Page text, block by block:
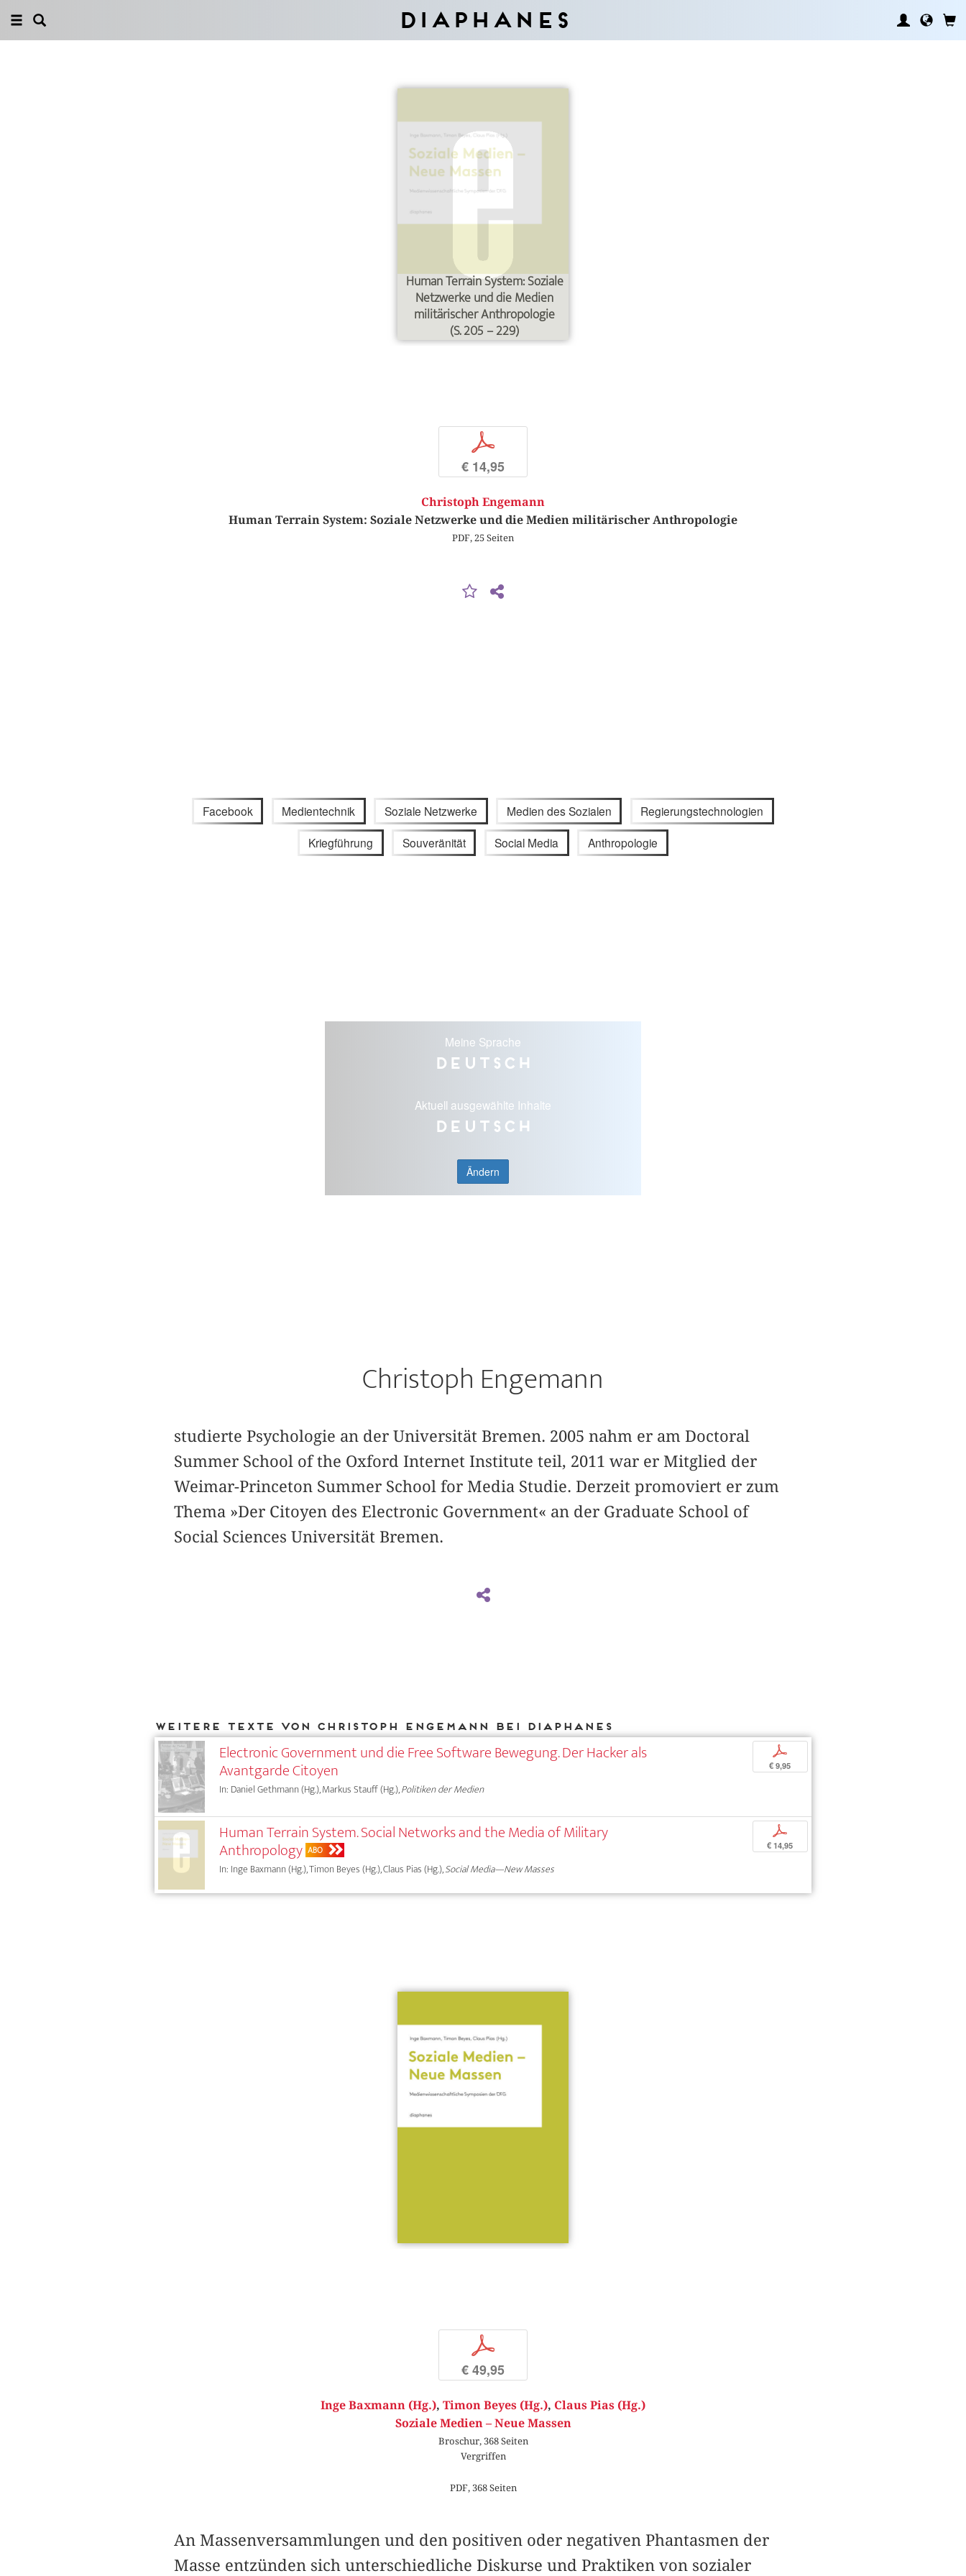
Diaphanes
Human Terrain System: Soziale
Netzwerke und die Medien
militärischer Anthropologie
(S. 205 – 229)
p
€ 14,95
Christoph Engemann
Human Terrain System: Soziale Netzwerke und die Medien militärischer Anthropologie
PDF, 25 Seiten
Facebook Medientechnik Soziale Netzwerke Medien des Sozialen Regierungstechnologien
Kriegführung Souveränität Social Media Anthropologie
Meine Sprache
Deutsch
Aktuell ausgewählte Inhalte
Deutsch
Ändern
Christoph Engemann
studierte Psychologie an der Universität Bremen. 2005 nahm er am Doctoral
Summer School of the Oxford Internet Institute teil, 2011 war er Mitglied der
Weimar-Princeton Summer School for Media Studie. Derzeit promoviert er zum
Thema »Der Citoyen des Electronic Government« an der Graduate School of
Social Sciences Universität Bremen.
Weitere Texte von Christoph Engemann bei DIAPHANES
Electronic Government und die Free Software Bewegung. Der Hacker als
Avantgarde Citoyen
In: Daniel Gethmann (Hg.), Markus Stauff (Hg.),Politiken der Medien
p
€ 9,95
Human Terrain System. Social Networks and the Media of Military
Anthropology ABO
In: Inge Baxmann (Hg.), Timon Beyes (Hg.), Claus Pias (Hg.),Social Media—New Masses
p
€ 14,95
p
€ 49,95
Inge Baxmann (Hg.), Timon Beyes (Hg.), Claus Pias (Hg.)
Soziale Medien – Neue Massen
Broschur, 368 Seiten
Vergriffen
PDF, 368 Seiten
An Massenversammlungen und den positiven oder negativen Phantasmen der
Masse entzünden sich unterschiedliche Diskurse und Praktiken von sozialer